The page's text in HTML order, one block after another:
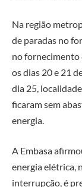
Na região
de paradas no
no fornecimento
os dias 20 e 21
dia 25,
ficaram sem
energia.
A Embasa
energia elétrica,
interrupção, é